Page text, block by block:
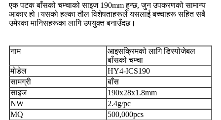
एक पटक बाँसको चम्चाको साइज 190mm हुन्छ, जुन उपकरणको सामान्य
आकार हो।यसको हल्का तौल विशेषताहरूले यसलाई बच्चाहरू सहित सबै
उमेरका मानिसहरूका लागि उपयुक्त बनाउँदछ।
नाम
आइसक्रिमको लागि डिस्पोजेबल
बाँसको चम्चा
मोडेल
HY4-ICS190
सामग्री
बाँस
साइज
190x28x1.8mm
NW
2.4g/pc
MQ
500,000pcs